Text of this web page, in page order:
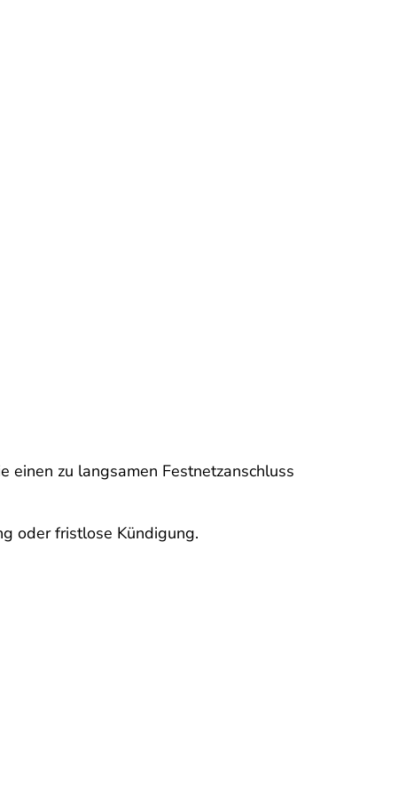
einen zu langsamen Festnetzanschluss
oder fristlose Kündigung.